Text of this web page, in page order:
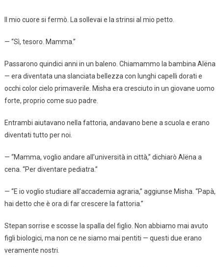
Il mio cuore si fermò. La sollevai e la strinsi al mio petto.
— “Sì, tesoro. Mamma.”
Passarono quindici anni in un baleno. Chiamammo la bambina Alëna
— era diventata una slanciata bellezza con lunghi capelli dorati e
occhi color cielo primaverile. Misha era cresciuto in un giovane uomo
forte, proprio come suo padre.
Entrambi aiutavano nella fattoria, andavano bene a scuola e erano
diventati tutto per noi.
— “Mamma, voglio andare all’università in città,” dichiarò Alëna a
cena. “Per diventare pediatra.”
— “E io voglio studiare all’accademia agraria,” aggiunse Misha. “Papà,
hai detto che è ora di far crescere la fattoria.”
Stepan sorrise e scosse la spalla del figlio. Non abbiamo mai avuto
figli biologici, ma non ce ne siamo mai pentiti — questi due erano
veramente nostri.